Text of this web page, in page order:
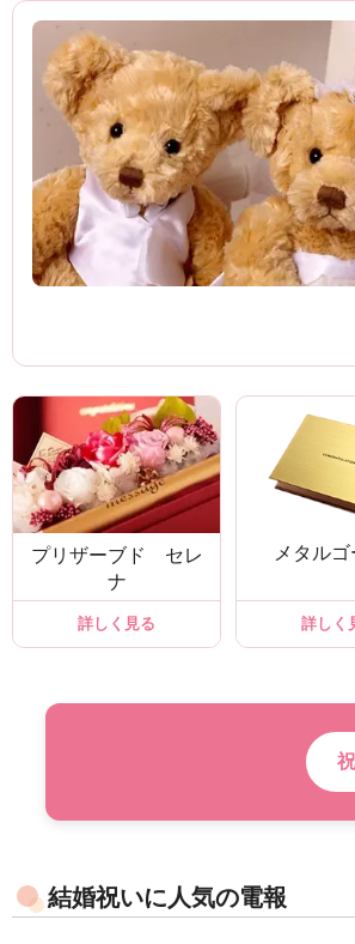
プリザーブド セレ
ナ
詳しく見る
メタル
詳しく
結婚祝いに人気の電報